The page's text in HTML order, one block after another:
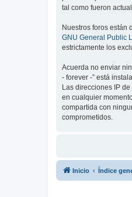
tal como fueron
Nuestros foros están
GNU General Public
estrictamente los
Acuerda no enviar
- forever -” está
Las direcciones IP
en cualquier
compartida con
comprometidos.
Inicio Índice